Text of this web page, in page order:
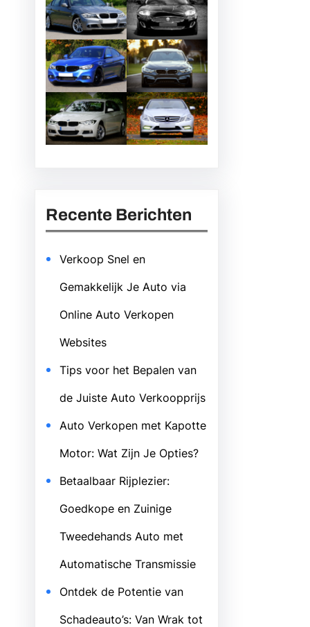
Recente Berichten
Verkoop Snel en
Gemakkelijk Je Auto via
Online Auto Verkopen
Websites
Tips voor het Bepalen van
de Juiste Auto Verkoopprijs
Auto Verkopen met Kapotte
Motor: Wat Zijn Je Opties?
Betaalbaar Rijplezier:
Goedkope en Zuinige
Tweedehands Auto met
Automatische Transmissie
Ontdek de Potentie van
Schadeauto’s: Van Wrak tot